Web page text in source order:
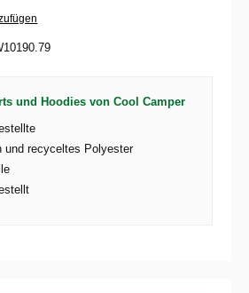
und Hoodies von Cool Camper
und recyceltes Polyester